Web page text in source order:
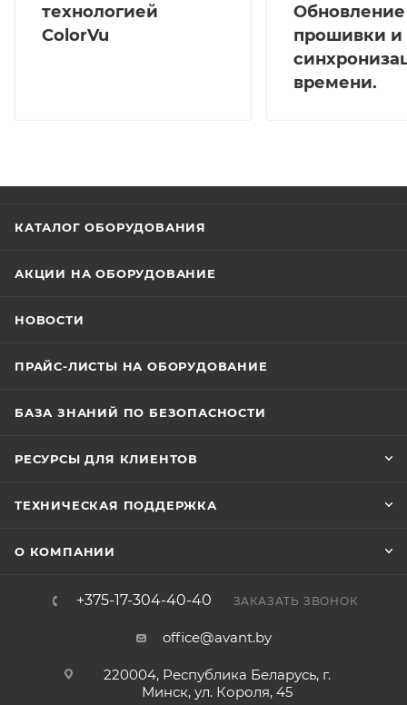
технологией
ColorVu
Обновление
прошивки и
времени.
КАТАЛОГ ОБОРУДОВАНИЯ
АКЦИИ НА ОБОРУДОВАНИЕ
НОВОСТИ
ПРАЙС-ЛИСТЫ НА ОБОРУДОВАНИЕ
БАЗА ЗНАНИЙ ПО БЕЗОПАСНОСТИ
РЕСУРСЫ ДЛЯ КЛИЕНТОВ
ТЕХНИЧЕСКАЯ ПОДДЕРЖКА
О КОМПАНИИ
+375-17-304-40-40 ЗАКАЗАТЬ ЗВОНОК
office@avant.by
220004, Республика Беларусь, г.
Минск, ул. Короля, 45